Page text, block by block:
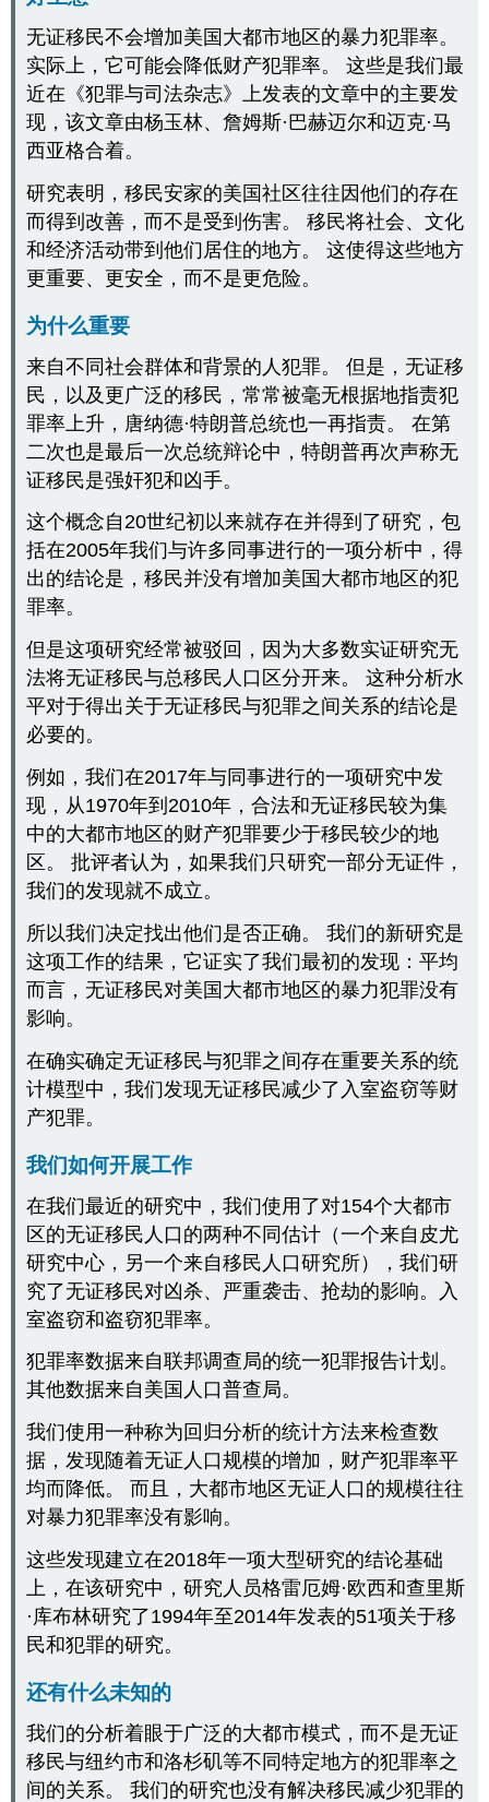
无证移民不会增加美国大都市地区的暴力犯罪率。
实际上，它可能会降低财产犯罪率。 这些是我们最
近在《犯罪与司法杂志》上发表的文章中的主要发
现，该文章由杨玉林、詹姆斯·巴赫迈尔和迈克·马
西亚格合着。
研究表明，移民安家的美国社区往往因他们的存在
而得到改善，而不是受到伤害。 移民将社会、文化
和经济活动带到他们居住的地方。 这使得这些地方
更重要、更安全，而不是更危险。
为什么重要
来自不同社会群体和背景的人犯罪。 但是，无证移
民，以及更广泛的移民，常常被毫无根据地指责犯
罪率上升，唐纳德·特朗普总统也一再指责。 在第
二次也是最后一次总统辩论中，特朗普再次声称无
证移民是强奸犯和凶手。
这个概念自20世纪初以来就存在并得到了研究，包
括在2005年我们与许多同事进行的一项分析中，得
出的结论是，移民并没有增加美国大都市地区的犯
罪率。
但是这项研究经常被驳回，因为大多数实证研究无
法将无证移民与总移民人口区分开来。 这种分析水
平对于得出关于无证移民与犯罪之间关系的结论是
必要的。
例如，我们在2017年与同事进行的一项研究中发
现，从1970年到2010年，合法和无证移民较为集
中的大都市地区的财产犯罪要少于移民较少的地
区。 批评者认为，如果我们只研究一部分无证件，
我们的发现就不成立。
所以我们决定找出他们是否正确。 我们的新研究是
这项工作的结果，它证实了我们最初的发现：平均
而言，无证移民对美国大都市地区的暴力犯罪没有
影响。
在确实确定无证移民与犯罪之间存在重要关系的统
计模型中，我们发现无证移民减少了入室盗窃等财
产犯罪。
我们如何开展工作
在我们最近的研究中，我们使用了对154个大都市
区的无证移民人口的两种不同估计（一个来自皮尤
研究中心，另一个来自移民人口研究所），我们研
究了无证移民对凶杀、严重袭击、抢劫的影响。入
室盗窃和盗窃犯罪率。
犯罪率数据来自联邦调查局的统一犯罪报告计划。
其他数据来自美国人口普查局。
我们使用一种称为回归分析的统计方法来检查数
据，发现随着无证人口规模的增加，财产犯罪率平
均而降低。 而且，大都市地区无证人口的规模往往
对暴力犯罪率没有影响。
这些发现建立在2018年一项大型研究的结论基础
上，在该研究中，研究人员格雷厄姆·欧西和查里斯
·库布林研究了1994年至2014年发表的51项关于移
民和犯罪的研究。
还有什么未知的
我们的分析着眼于广泛的大都市模式，而不是无证
移民与纽约市和洛杉矶等不同特定地方的犯罪率之
间的关系。 我们的研究也没有解决移民减少犯罪的